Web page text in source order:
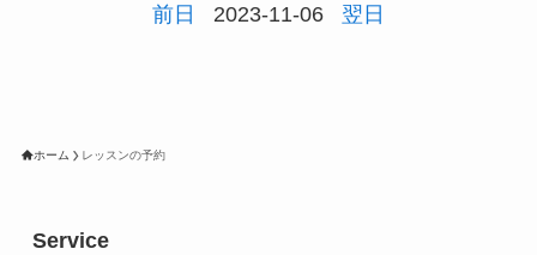
前日 2023-11-06 翌日
ホーム レッスンの予約
Service